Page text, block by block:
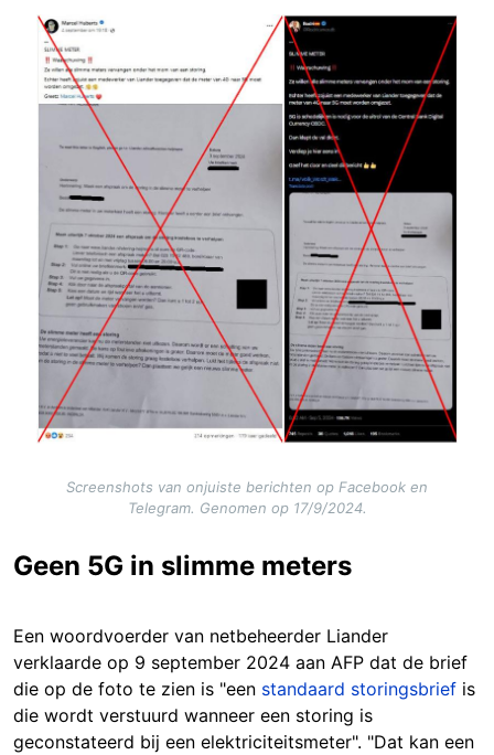
Image
Screenshots van onjuiste berichten op Facebook en
Telegram. Genomen op 17/9/2024.
Geen 5G in slimme meters
Een woordvoerder van netbeheerder Liander
verklaarde op 9 september 2024 aan AFP dat de brief
die op de foto te zien is "een standaard storingsbrief is
die wordt verstuurd wanneer een storing is
geconstateerd bij een elektriciteitsmeter". "Dat kan een